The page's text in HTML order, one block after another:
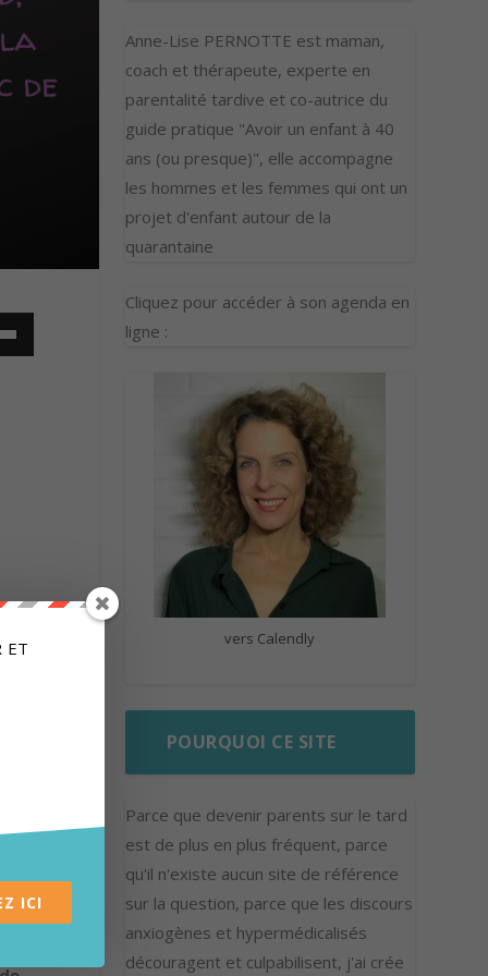
Anne-Lise PERNOTTE est maman,
coach et thérapeute, experte en
parentalité tardive et co-autrice du
guide pratique "Avoir un enfant à 40
ans (ou presque)", elle accompagne
les hommes et les femmes qui ont un
projet d'enfant autour de la
quarantaine
Cliquez pour accéder à son agenda en
ligne :
vers Calendly
POURQUOI CE SITE
Parce que devenir parents sur le tard
est de plus en plus fréquent, parce
qu'il n'existe aucun site de référence
sur la question, parce que les discours
anxiogènes et hypermédicalisés
découragent et culpabilisent, j'ai crée
ET
ICI